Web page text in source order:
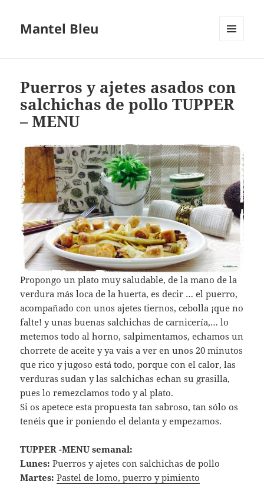
Mantel Bleu
Puerros y ajetes asados con
salchichas de pollo TUPPER
– MENU
Propongo un plato muy saludable, de la mano de la
verdura más loca de la huerta, es decir … el puerro,
acompañado con unos ajetes tiernos, cebolla ¡que no
falte! y unas buenas salchichas de carnicería,… lo
metemos todo al horno, salpimentamos, echamos un
chorrete de aceite y ya vais a ver en unos 20 minutos
que rico y jugoso está todo, porque con el calor, las
verduras sudan y las salchichas echan su grasilla,
pues lo remezclamos todo y al plato.
Si os apetece esta propuesta tan sabroso, tan sólo os
tenéis que ir poniendo el delanta y empezamos.
TUPPER -MENU semanal:
Lunes: Puerros y ajetes con salchichas de pollo
Martes: Pastel de lomo, puerro y pimiento